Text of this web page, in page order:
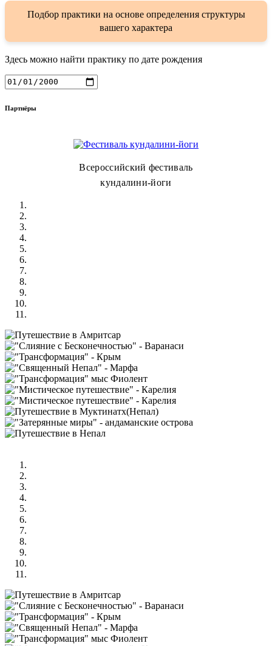
Подбор практики на основе определения структуры
вашего характера
Здесь можно найти практику по дате рождения
Партнёры
Всероссийский фестиваль
кундалини-йоги